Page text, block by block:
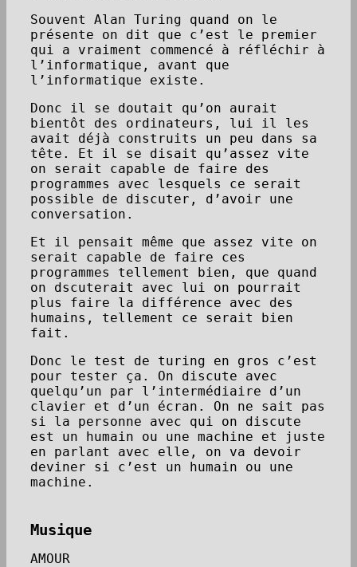
Souvent Alan Turing quand on le
présente on dit que c’est le premier
qui a vraiment commencé à réfléchir à
l’informatique, avant que
l’informatique existe.
Donc il se doutait qu’on aurait
bientôt des ordinateurs, lui il les
avait déjà construits un peu dans sa
tête. Et il se disait qu’assez vite
on serait capable de faire des
programmes avec lesquels ce serait
possible de discuter, d’avoir une
conversation.
Et il pensait même que assez vite on
serait capable de faire ces
programmes tellement bien, que quand
on dscuterait avec lui on pourrait
plus faire la différence avec des
humains, tellement ce serait bien
fait.
Donc le test de turing en gros c’est
pour tester ça. On discute avec
quelqu’un par l’intermédiaire d’un
clavier et d’un écran. On ne sait pas
si la personne avec qui on discute
est un humain ou une machine et juste
en parlant avec elle, on va devoir
deviner si c’est un humain ou une
machine.
Musique
AMOUR